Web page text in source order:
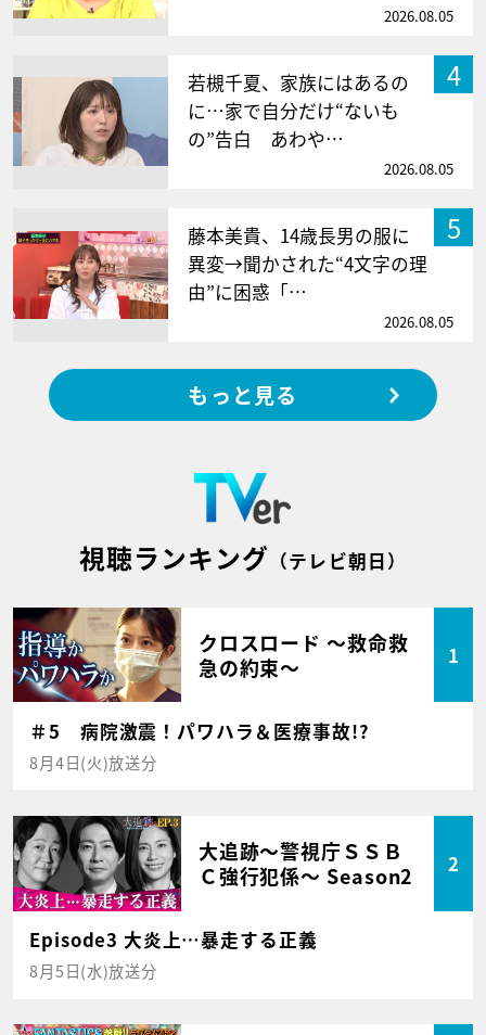
2026.08.05
4
若槻千夏、家族にはあるの
に…家で自分だけ“ないも
の”告白 あわや…
2026.08.05
5
藤本美貴、14歳長男の服に
異変→聞かされた“4文字の理
由”に困惑「…
2026.08.05
もっと見る
視聴ランキング （テレビ朝日）
クロスロード ～救命救
急の約束～
1
＃5 病院激震！パワハラ＆医療事故!?
8月4日(火)放送分
大追跡～警視庁ＳＳＢ
Ｃ強行犯係～ Season2
2
Episode3 大炎上…暴走する正義
8月5日(水)放送分